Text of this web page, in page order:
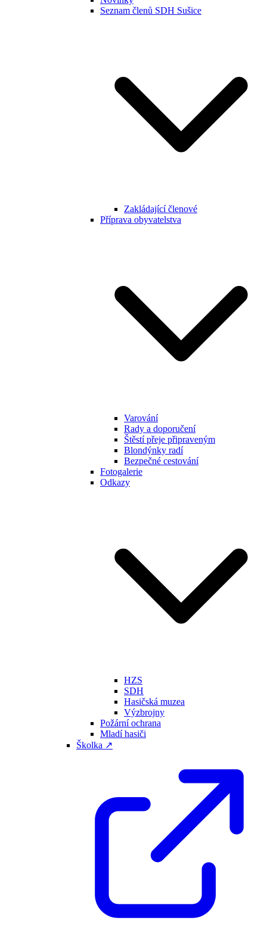
Seznam členů SDH Sušice
Zakládající členové
Příprava obyvatelstva
Varování
Rady a doporučení
Štěstí přeje připraveným
Blondýnky radí
Bezpečné cestování
Fotogalerie
Odkazy
HZS
SDH
Hasičská muzea
Výzbrojny
Požární ochrana
Mladí hasiči
Školka ↗